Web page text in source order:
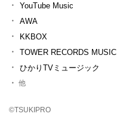
YouTube Music
AWA
KKBOX
TOWER RECORDS MUSIC
ひかりTVミュージック
他
©TSUKIPRO